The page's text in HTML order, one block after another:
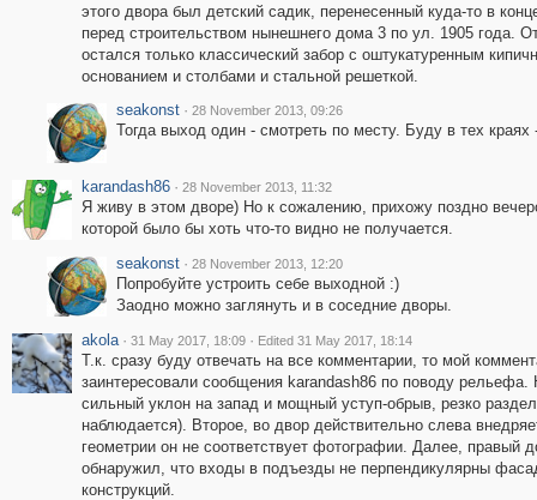
этого двора был детский садик, перенесенный куда-то в
перед строительством нынешнего дома 3 по ул. 1905 года.
остался только классический забор с оштукатуренным
основанием и столбами и стальной решеткой.
seakonst · 28 November 2013, 09:26
Тогда выход один - смотреть по месту. Буду в тех
karandash86 · 28 November 2013, 11:32
Я живу в этом дворе) Но к сожалению, прихожу поздно
которой было бы хоть что-то видно не получается.
seakonst · 28 November 2013, 12:20
Попробуйте устроить себе выходной :)
Заодно можно заглянуть и в соседние дворы.
akola · 31 May 2017, 18:09 · Edited 31 May 2017, 18:14
Т.к. сразу буду отвечать на все комментарии, то мой
заинтересовали сообщения karandash86 по поводу
сильный уклон на запад и мощный уступ-обрыв, резко
наблюдается). Второе, во двор действительно слева
геометрии он не соответствует фотографии. Далее,
обнаружил, что входы в подъезды не перпендикулярны
конструкций.